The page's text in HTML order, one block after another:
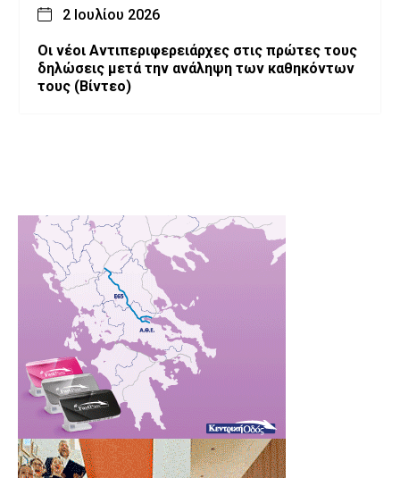
2 Ιουλίου 2026
Οι νέοι Αντιπεριφερειάρχες στις πρώτες τους
δηλώσεις μετά την ανάληψη των καθηκόντων
τους (Βίντεο)